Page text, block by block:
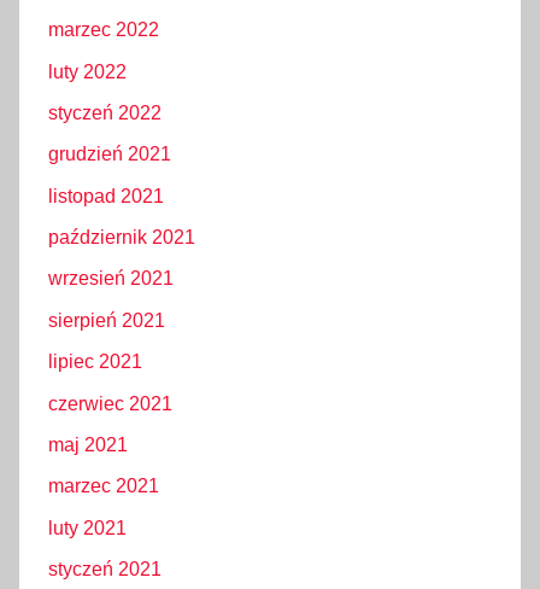
marzec 2022
luty 2022
styczeń 2022
grudzień 2021
listopad 2021
październik 2021
wrzesień 2021
sierpień 2021
lipiec 2021
czerwiec 2021
maj 2021
marzec 2021
luty 2021
styczeń 2021